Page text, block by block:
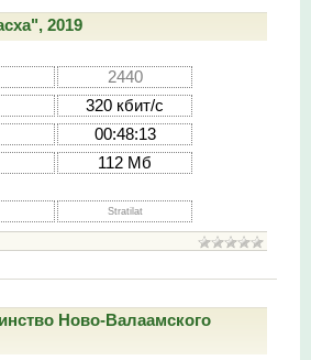
2019
2440
320 кбит/с
00:48:13
112 Мб
Stratilat
Ново-Валаамского